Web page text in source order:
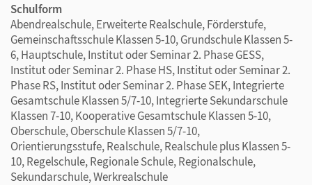
Schulform
Abendrealschule, Erweiterte Realschule, Förderstufe,
Gemeinschaftsschule Klassen 5-10, Grundschule Klassen 5-
6, Hauptschule, Institut oder Seminar 2. Phase GESS,
Institut oder Seminar 2. Phase HS, Institut oder Seminar 2.
Phase RS, Institut oder Seminar 2. Phase SEK, Integrierte
Gesamtschule Klassen 5/7-10, Integrierte Sekundarschule
Klassen 7-10, Kooperative Gesamtschule Klassen 5-10,
Oberschule, Oberschule Klassen 5/7-10,
Orientierungsstufe, Realschule, Realschule plus Klassen 5-
10, Regelschule, Regionale Schule, Regionalschule,
Sekundarschule, Werkrealschule